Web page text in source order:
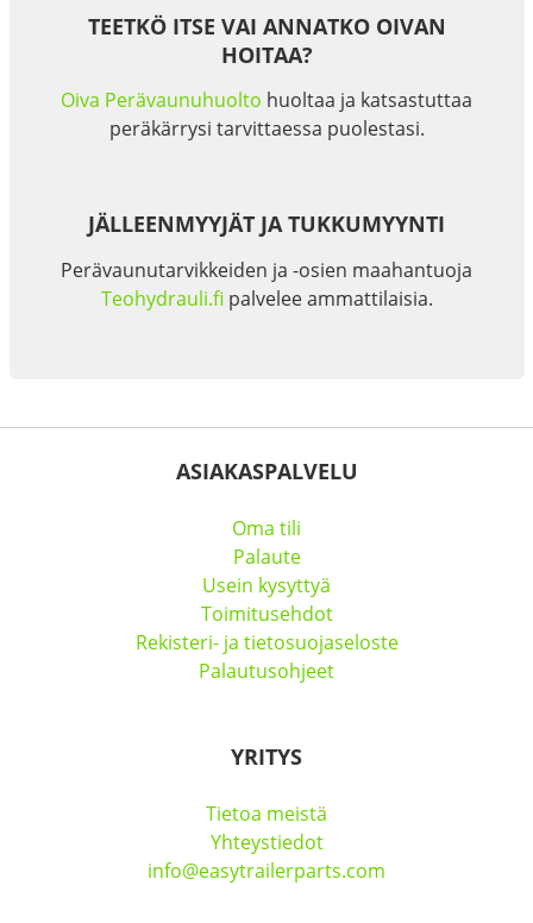
TEETKÖ ITSE VAI ANNATKO OIVAN
HOITAA?
Oiva Perävaunuhuolto huoltaa ja katsastuttaa
peräkärrysi tarvittaessa puolestasi.
JÄLLEENMYYJÄT JA TUKKUMYYNTI
Perävaunutarvikkeiden ja -osien maahantuoja
Teohydrauli.fi palvelee ammattilaisia.
ASIAKASPALVELU
Oma tili
Palaute
Usein kysyttyä
Toimitusehdot
Rekisteri- ja tietosuojaseloste
Palautusohjeet
YRITYS
Tietoa meistä
Yhteystiedot
info@easytrailerparts.com